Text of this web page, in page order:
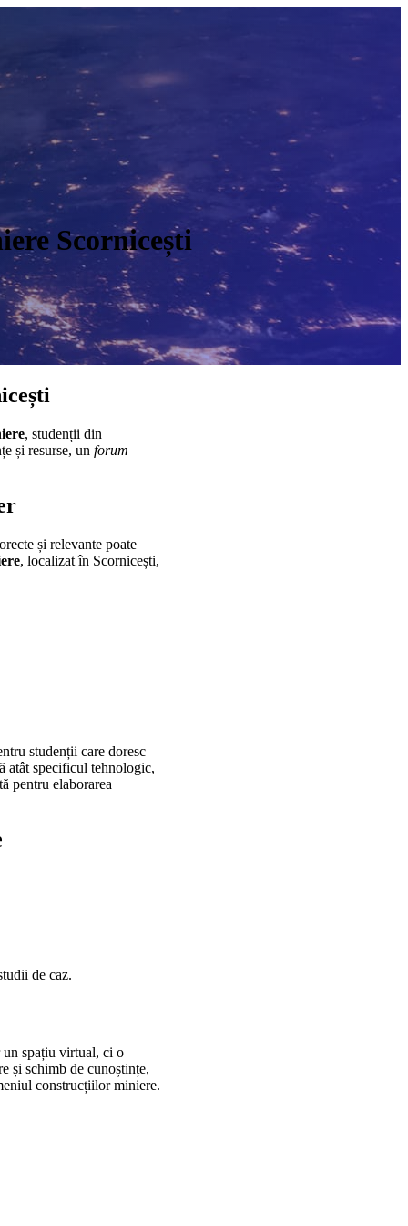
Scornicești
, studenții din
și resurse, un forum
și relevante poate
, localizat în Scornicești,
studenții care doresc
atât specificul tehnologic,
pentru elaborarea
de caz.
un spațiu virtual, ci o
și schimb de cunoștințe,
construcțiilor miniere.